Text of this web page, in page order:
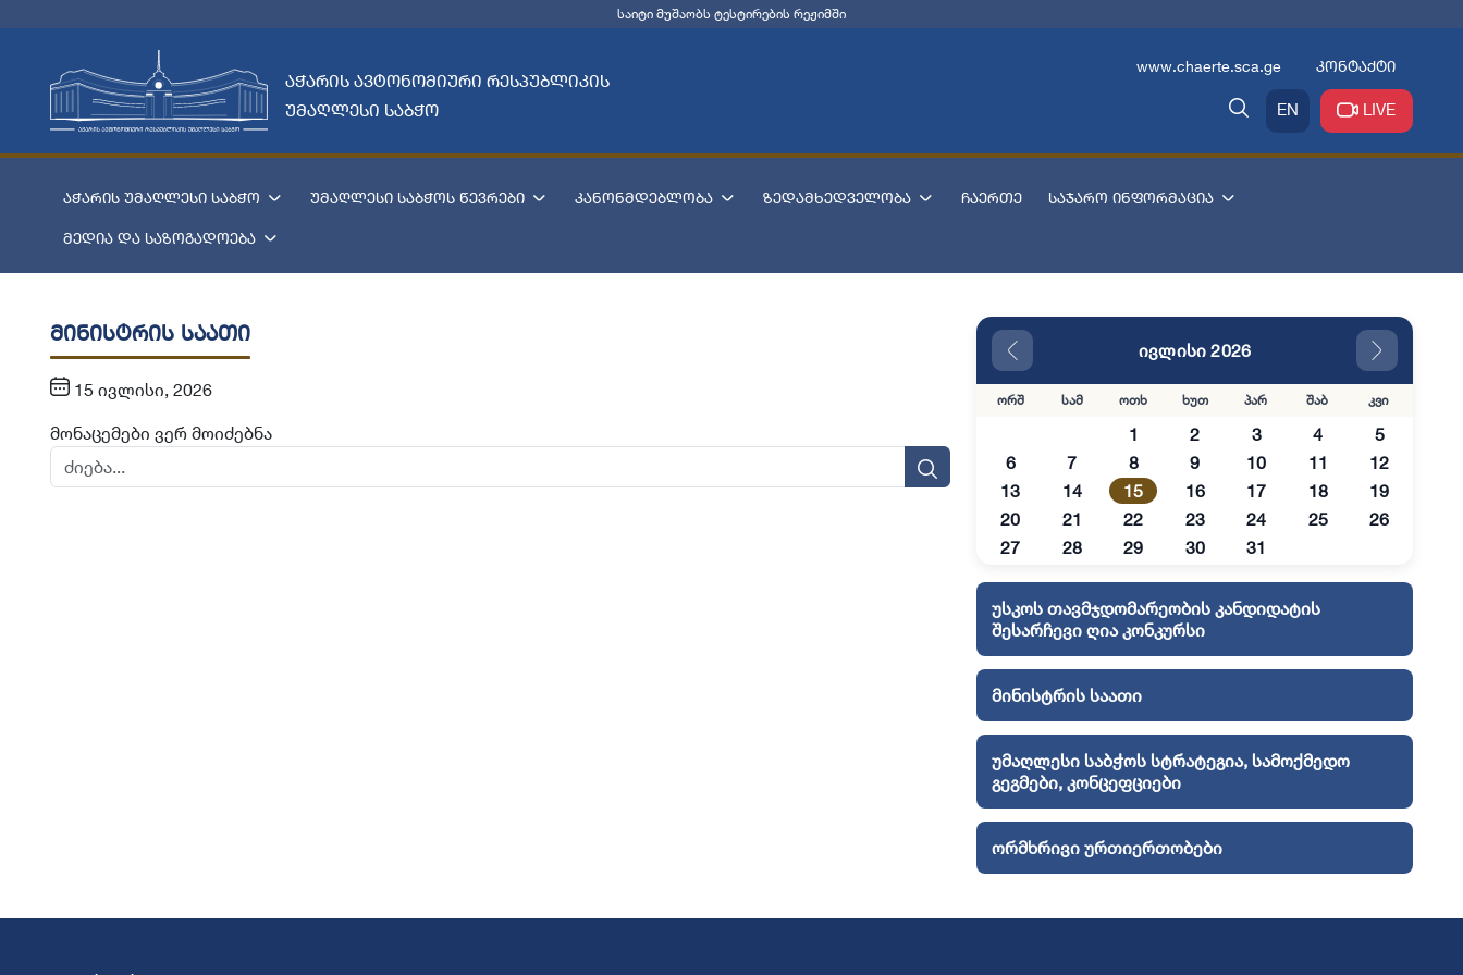
საიტი მუშაობს ტესტირების რეჟიმში
აჭარის ავტონომიური რესპუბლიკის
უმაღლესი საბჭო
www.chaerte.sca.ge კონტაქტი
EN LIVE
აჭარის უმაღლესი საბჭო უმაღლესი საბჭოს წევრები კანონმდებლობა ზედამხედველობა ჩაერთე საჯარო ინფორმაცია
მედია და საზოგადოება
მინისტრის საათი
15 ივლისი, 2026
მონაცემები ვერ მოიძებნა
ივლისი 2026
ორშ სამ ოთხ ხუთ პარ შაბ კვი
1 2 3 4
5
6
7 8 9 10 11
12
13
14 15 16 17 18
19
20
21 22 23 24 25
26
27
28 29 30 31
უსკოს თავმჯდომარეობის კანდიდატის
შესარჩევი ღია კონკურსი
მინისტრის საათი
უმაღლესი საბჭოს სტრატეგია, სამოქმედო
გეგმები, კონცეფციები
ორმხრივი ურთიერთობები